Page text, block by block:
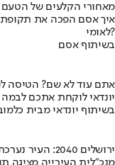
מאחורי הקלעים של הטעם
לאומי?
בשיתוף אסם
אתם עוד לא שם? הטיסה
יונדאי לוקחת אתכם לבמה
בשיתוף יונדאי מבית
ירושלים 2040: העיר נערכת ל- 1.5 מליון תושבים